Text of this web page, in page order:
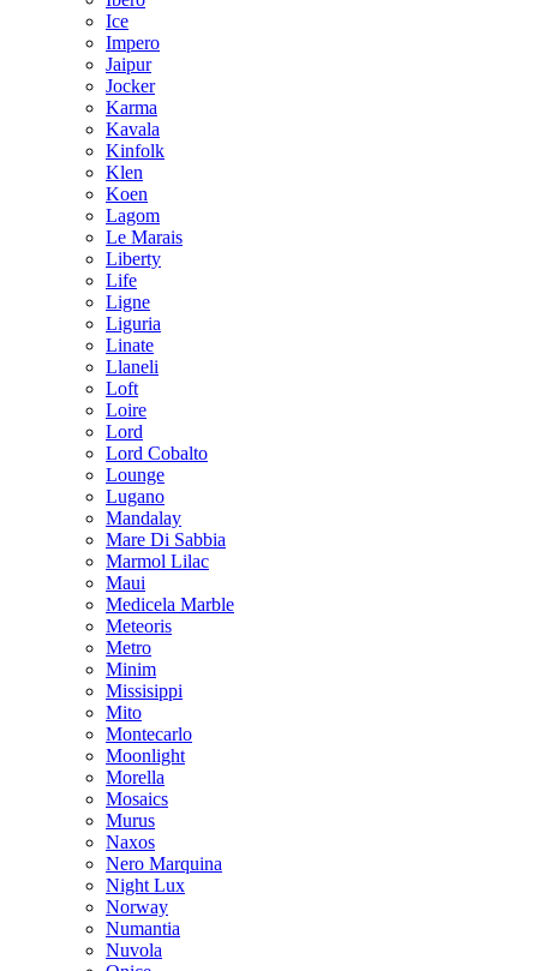
Ice
Impero
Jaipur
Jocker
Karma
Kavala
Kinfolk
Klen
Koen
Lagom
Le Marais
Liberty
Life
Ligne
Liguria
Linate
Llaneli
Loft
Loire
Lord
Lord Cobalto
Lounge
Lugano
Mandalay
Mare Di Sabbia
Marmol Lilac
Maui
Medicela Marble
Meteoris
Metro
Minim
Missisippi
Mito
Montecarlo
Moonlight
Morella
Mosaics
Murus
Naxos
Nero Marquina
Night Lux
Norway
Numantia
Nuvola